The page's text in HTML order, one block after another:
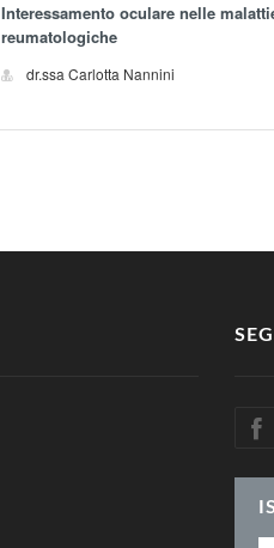
Interessamento oculare nelle
reumatologiche
dr.ssa Carlotta Nannini